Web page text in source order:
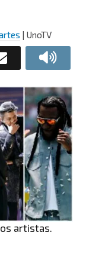
| UnoTV
artistas.